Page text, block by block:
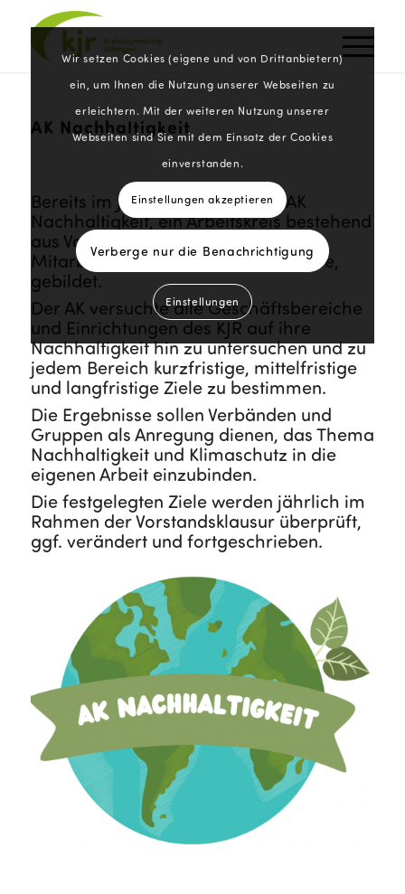
AK Nachhaltigkeit
Bereits im Jahr 2022 wurde der AK
Nachhaltigkeit, ein Arbeitskreis bestehend
aus Vorstandsmitgliedern und
Mitarbeiter:innen der Geschäftsstelle,
gebildet.
Der AK versuchte alle Geschäftsbereiche
und Einrichtungen des KJR auf ihre
Nachhaltigkeit hin zu untersuchen und zu
jedem Bereich kurzfristige, mittelfristige
und langfristige Ziele zu bestimmen.
Die Ergebnisse sollen Verbänden und
Gruppen als Anregung dienen, das Thema
Nachhaltigkeit und Klimaschutz in die
eigenen Arbeit einzubinden.
Die festgelegten Ziele werden jährlich im
Rahmen der Vorstandsklausur überprüft,
ggf. verändert und fortgeschrieben.
Wir setzen Cookies (eigene und von Drittanbietern)
ein, um Ihnen die Nutzung unserer Webseiten zu
erleichtern. Mit der weiteren Nutzung unserer
Webseiten sind Sie mit dem Einsatz der Cookies
einverstanden.
Einstellungen akzeptieren
Verberge nur die Benachrichtigung
Einstellungen